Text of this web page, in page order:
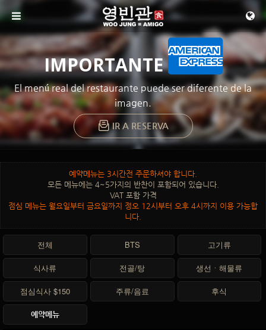
메뉴 건너뛰기
IMPORTANTE
El menú real del restaurante puede ser diferente de la
imagen.
IR A RESERVA
예약메뉴는 3시간전 주문하셔야 합니다.
모든 메뉴에는 4~5가지의 반찬이 포함되어 있습니다.
VAT 포함 가격
점심 메뉴는 월요일부터 금요일까지 정오 12시부터 오후 4시까지 이용 가능합
니다.
전체 BTS 고기류
식사류 전골/탕 생선ㆍ해물류
점심식사 $150 주류/음료 후식
예약메뉴